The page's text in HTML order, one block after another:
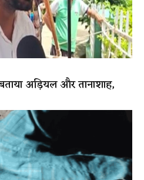
अड़ियल और तानाशाह,